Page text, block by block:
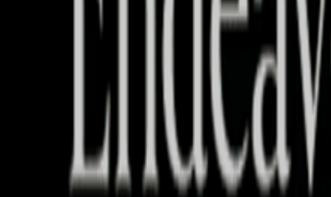
Who we are